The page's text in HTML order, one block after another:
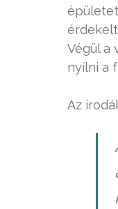
Végül a
nyílni a
Az